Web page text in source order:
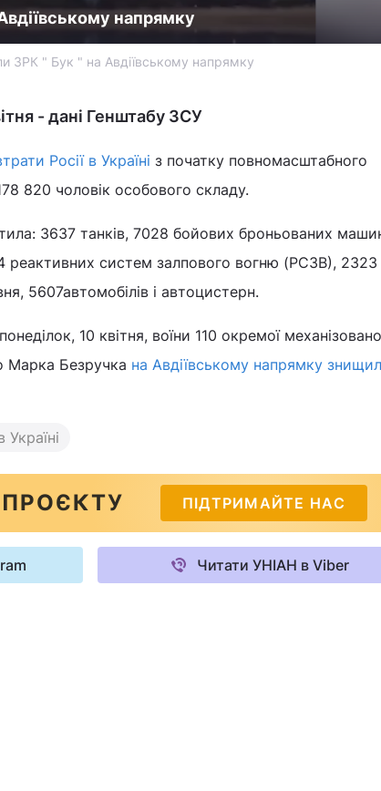
напрямку
ЗРК " Бук " на Авдіївському напрямку
- дані Генштабу ЗСУ
Росії в Україні з початку повномасштабного
820 чоловік особового складу.
3637 танків, 7028 бойових броньованих
реактивних систем залпового вогню (РСЗВ), 2323
5607автомобілів і автоцистерн.
10 квітня, воїни 110 окремої
Марка Безручка на Авдіївському напрямку
Україні
ПІДТРИМАЙТЕ НАС
Читати УНІАН в Viber